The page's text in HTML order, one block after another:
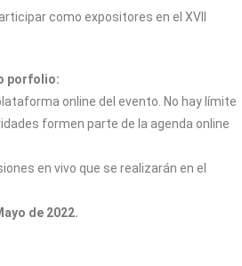
como expositores en el XVII
porfolio:
online del evento. No hay límite
formen parte de la agenda online
en vivo que se realizarán en el
de 2022.